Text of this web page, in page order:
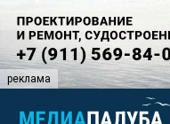
реклама